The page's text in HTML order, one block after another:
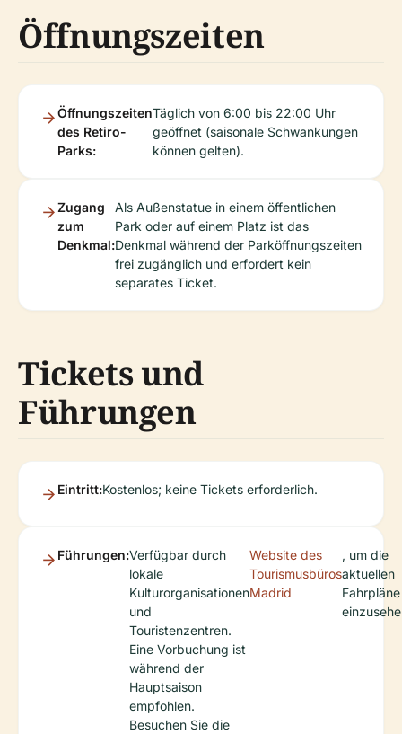
Öffnungszeiten
Öffnungszeiten
des Retiro-
Parks:
Täglich von 6:00 bis 22:00 Uhr
geöffnet (saisonale Schwankungen
können gelten).
Zugang
zum
Denkmal:
Als Außenstatue in einem öffentlichen
Park oder auf einem Platz ist das
Denkmal während der Parköffnungszeiten
frei zugänglich und erfordert kein
separates Ticket.
Tickets und
Führungen
Eintritt:Kostenlos; keine Tickets erforderlich.
Führungen:Verfügbar durch
lokale
Kulturorganisationen
und
Touristenzentren.
Eine Vorbuchung ist
während der
Hauptsaison
empfohlen.
Besuchen Sie die
Website des
Tourismusbüros
Madrid
, um die
aktuellen
Fahrpläne